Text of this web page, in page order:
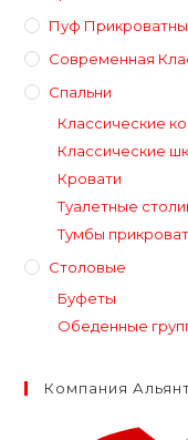
Пуф
Современная
Спальни
Классические
Классические
Кровати
Туалетные
Тумбы
Столовые
Буфеты
Обеденные
Компания